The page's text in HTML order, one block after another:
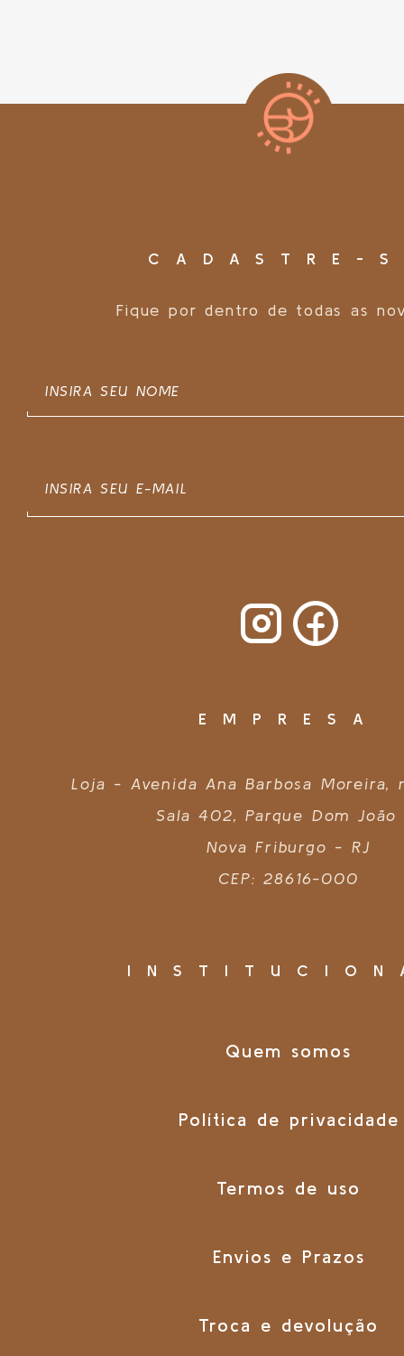
CADASTRE-
Fique por dentro de todas as
EMPRESA
Loja - Avenida Ana Barbosa Moreira,
Sala 402, Parque Dom João
Nova Friburgo - RJ
CEP: 28616-000
Quem somos
Política de privacidade
Termos de uso
Envios e Prazos
Troca e devolução